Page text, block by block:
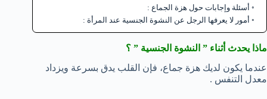
أسئلة وإجابات حول هزة الجماع :
أمور لا يعرفها الرجل عن النشوة الجنسية عند المرأة :
ماذا يحدث أثناء ” النشوة الجنسية ” ؟
عندما يكون لديك هزة جماع، فإن القلب يدق بسرعة ويزداد
معدل التنفس .